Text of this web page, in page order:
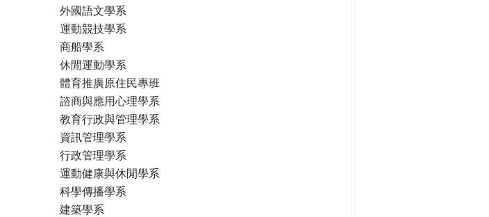
外國語文學系
運動競技學系
商船學系
休閒運動學系
體育推廣原住民專班
諮商與應用心理學系
教育行政與管理學系
資訊管理學系
行政管理學系
運動健康與休閒學系
科學傳播學系
建築學系